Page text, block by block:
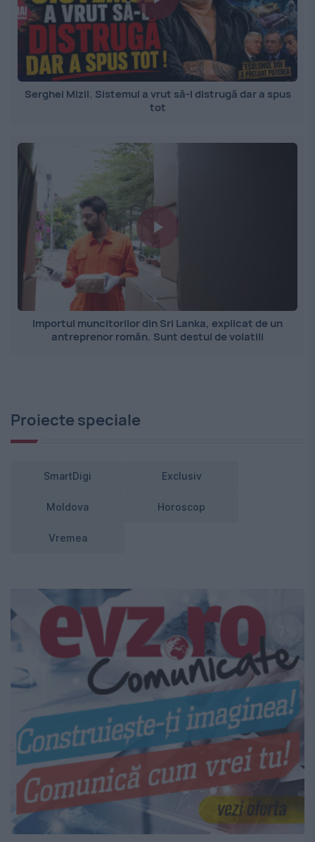
Serghei Mizil. Sistemul a vrut să-l distrugă dar a spus
tot
Importul muncitorilor din Sri Lanka, explicat de un
antreprenor român. Sunt destul de volatili
Proiecte speciale
SmartDigi Exclusiv
Moldova Horoscop
Vremea